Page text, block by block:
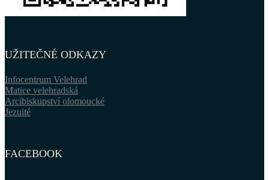
UŽITEČNÉ ODKAZY
Infocentrum Velehrad
Matice velehradská
Arcibiskupství olomoucké
Jezuité
FACEBOOK